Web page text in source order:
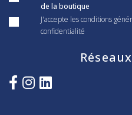
de la boutique
J'accepte les conditions
confidentialité